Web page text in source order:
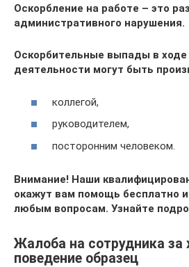
Оскорбление на работе – это
административного нарушения.
Оскорбительные выпады в ходе
деятельности могут быть
коллегой,
руководителем,
посторонним человеком.
Внимание! Наши
окажут вам помощь бесплатно и
любым вопросам. Узнайте
Жалоба на сотрудника за
поведение образец